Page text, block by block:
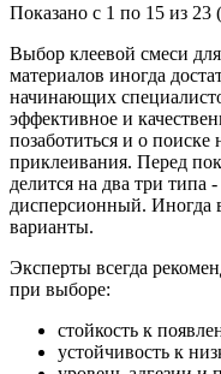
Показано с 1 по 15 из 23
Выбор клеевой смеси
материалов иногда
начинающих
эффективное и
позаботиться и о
приклеивания. Перед
делится на два три типа
дисперсионный. Иногда
варианты.
Эксперты всегда
при выборе:
стойкость к
устойчивость к